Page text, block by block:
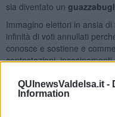
QUInewsValdelsa.it -
Information
sia diventato un
Immagino elettori in ansia
infinità di voti annullati
conosce e sostiene e
contestazioni, incasinamenti.
Chi predispone un
nazionaledestinato a